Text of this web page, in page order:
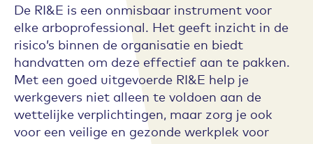
De RI&E is een onmisbaar instrument voor
elke arboprofessional. Het geeft inzicht in de
risico’s binnen de organisatie en biedt
handvatten om deze effectief aan te pakken.
Met een goed uitgevoerde RI&E help je
werkgevers niet alleen te voldoen aan de
wettelijke verplichtingen, maar zorg je ook
voor een veilige en gezonde werkplek voor